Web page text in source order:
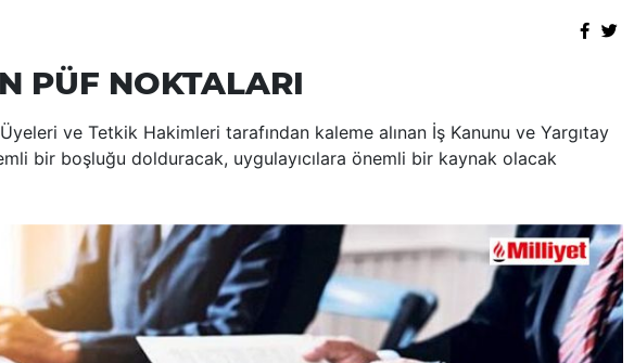
PÜF NOKTALARI
ve Tetkik Hakimleri tarafından kaleme alınan İş Kanunu ve Yargıtay
bir boşluğu dolduracak, uygulayıcılara önemli bir kaynak olacak